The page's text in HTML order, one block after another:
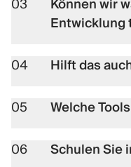
03
Können wir
Entwicklung
04
Hilft das
05
Welche
06
Schulen Sie